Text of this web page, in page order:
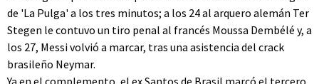
de 'La Pulga' a los tres minutos; a los 24 al arquero alemán Ter
Stegen le contuvo un tiro penal al francés Moussa Dembélé y, a
los 27, Messi volvió a marcar, tras una asistencia del crack
brasileño Neymar.
Ya en el complemento, el ex Santos de Brasil marcó el tercero